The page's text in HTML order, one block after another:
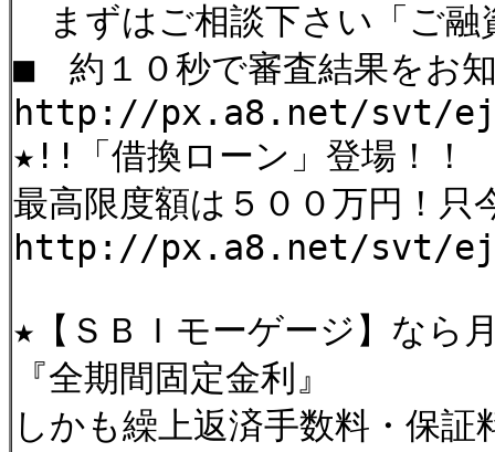
まずはご相談下さい「ご融
■ 約１０秒で審査結果をお
http://px.a8.net/svt/
★!!「借換ローン」登場！！
最高限度額は５００万円！
http://px.a8.net/svt/
★【ＳＢＩモーゲージ】なら
『全期間固定金利』
しかも繰上返済手数料・保